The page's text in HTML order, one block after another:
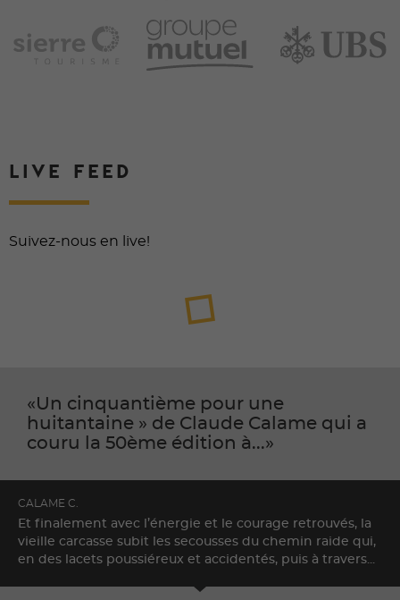
LIVE FEED
Suivez-nous en live!
Un cinquantième pour une
huitantaine » de Claude Calame qui a
couru la 50ème édition à...
CALAME C.
Et finalement avec l’énergie et le courage retrouvés, la
vieille carcasse subit les secousses du chemin raide qui,
en des lacets poussiéreux et accidentés, puis à travers...